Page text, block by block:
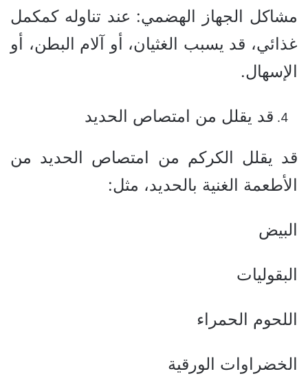
مشاكل الجهاز الهضمي: عند تناوله كمكمل
غذائي، قد يسبب الغثيان، أو آلام البطن، أو
الإسهال.
قد يقلل من امتصاص الحديد
قد يقلل الكركم من امتصاص الحديد من
الأطعمة الغنية بالحديد، مثل:
البيض
البقوليات
اللحوم الحمراء
الخضراوات الورقية